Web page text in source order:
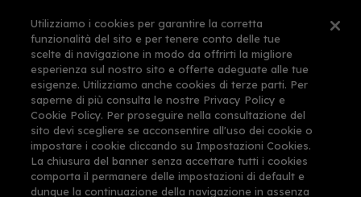
Autorizzazione amministrativa n° 561 per
l'esercizio dell'attività di agenzia di viaggi e
turismo rilasciata dalla Provincia di Firenze il 12-
feb-1999
This site is protected by reCAPTCHA and the
GooglePrivacy PolicyandTerms of Service
apply.
Utilizziamo i cookies per garantire la corretta
funzionalità del sito e per tenere conto delle tue
scelte di navigazione in modo da offrirti la migliore
esperienza sul nostro sito e offerte adeguate alle tue
esigenze. Utilizziamo anche cookies di terze parti. Per
saperne di più consulta le nostre Privacy Policy e
Cookie Policy. Per proseguire nella consultazione del
sito devi scegliere se acconsentire all'uso dei cookie o
impostare i cookie cliccando su Impostazioni Cookies.
La chiusura del banner senza accettare tutti i cookies
comporta il permanere delle impostazioni di default e
dunque la continuazione della navigazione in assenza